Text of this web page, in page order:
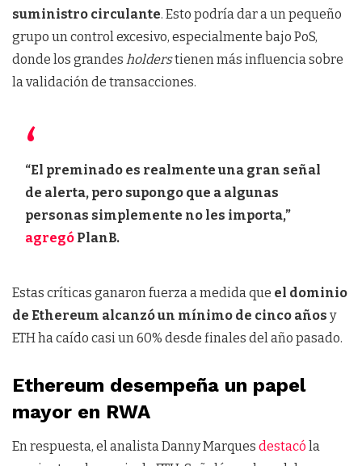
suministro circulante. Esto podría dar a un pequeño
grupo un control excesivo, especialmente bajo PoS,
donde los grandes holderstienen más influencia sobre
la validación de transacciones.
“El preminado es realmente una gran señal
de alerta, pero supongo que a algunas
personas simplemente no les importa,”
agregó PlanB.
Estas críticas ganaron fuerza a medida que el dominio
de Ethereum alcanzó un mínimo de cinco años y
ETH ha caído casi un 60% desde finales del año pasado.
Ethereum desempeña un papel
mayor en RWA
En respuesta, el analista Danny Marques destacó la